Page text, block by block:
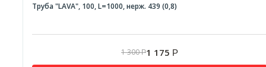
Труба "LAVA", 100, L=1000, нерж. 439 (0,8)
1 300Р1 175 Р